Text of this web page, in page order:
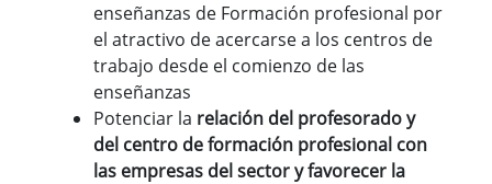
enseñanzas de Formación profesional por
el atractivo de acercarse a los centros de
trabajo desde el comienzo de las
enseñanzas
Potenciar la relación del profesorado y
del centro de formación profesional con
las empresas del sector y favorecer la